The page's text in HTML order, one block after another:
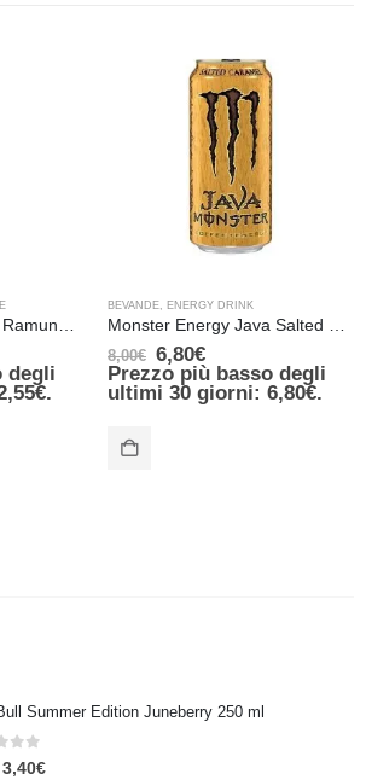
Hatakosen Blueberry Ramune Soda – 200 ml
degli
€.
BEVANDE, ENERGY DRINK
Monster Energy Java Salted Caramel (TAB black) – 443 ml
8,00€ 6,80€
Prezzo più basso degli
ultimi 30 giorni: 6,80€.
Summer Edition Juneberry 250 ml
5
3,40€